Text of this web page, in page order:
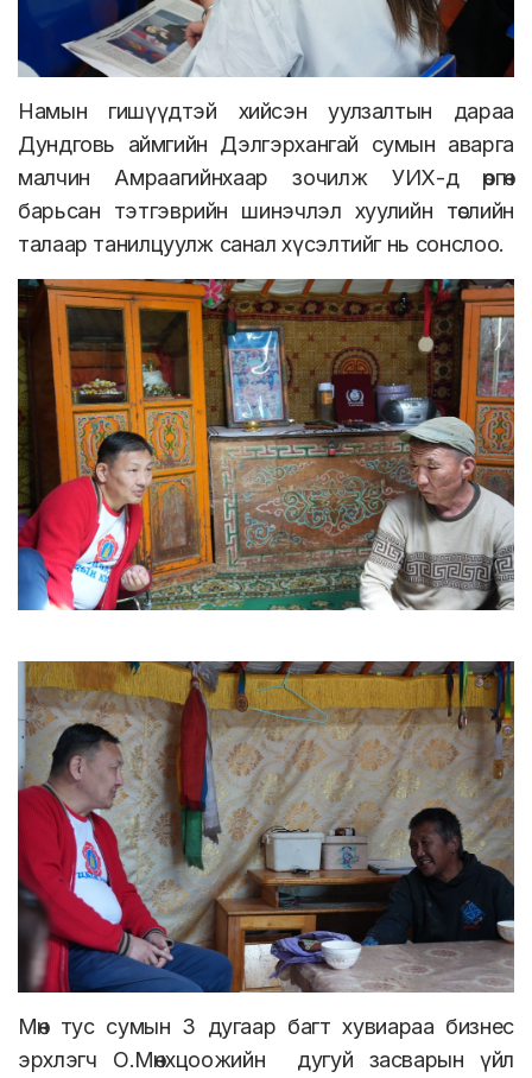
Намын гишүүдтэй хийсэн уулзалтын дараа
Дундговь аймгийн Дэлгэрхангай сумын аварга
малчин Амраагийнхаар зочилж УИХ-д өргөн
барьсан тэтгэврийн шинэчлэл хуулийн төслийн
талаар танилцуулж санал хүсэлтийг нь сонслоо.
Мөн тус сумын 3 дугаар багт хувиараа бизнес
эрхлэгч О.Мөнхцоожийн дугуй засварын үйл